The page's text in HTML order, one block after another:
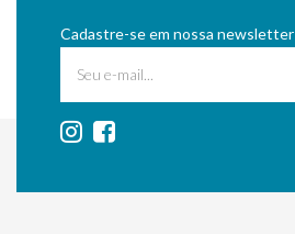
Cadastre-se em nossa newsletter